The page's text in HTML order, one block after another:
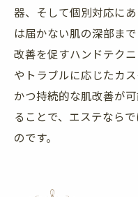
器、そして個別対応に
は届かない肌の深部ま
改善を促すハンドテク
やトラブルに応じたカ
かつ持続的な肌改善が
ることで、エステなら
のです。